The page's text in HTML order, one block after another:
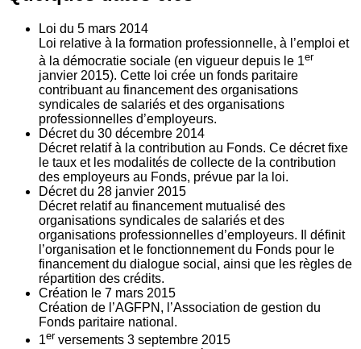
Loi du 5 mars 2014
Loi relative à la formation professionnelle, à l’emploi et
à la démocratie sociale (en vigueur depuis le 1er
janvier 2015). Cette loi crée un fonds paritaire
contribuant au financement des organisations
syndicales de salariés et des organisations
professionnelles d’employeurs.
Décret du 30 décembre 2014
Décret relatif à la contribution au Fonds. Ce décret fixe
le taux et les modalités de collecte de la contribution
des employeurs au Fonds, prévue par la loi.
Décret du 28 janvier 2015
Décret relatif au financement mutualisé des
organisations syndicales de salariés et des
organisations professionnelles d’employeurs. Il définit
l’organisation et le fonctionnement du Fonds pour le
financement du dialogue social, ainsi que les règles de
répartition des crédits.
Création le 7 mars 2015
Création de l’AGFPN, l’Association de gestion du
Fonds paritaire national.
1er versements 3 septembre 2015